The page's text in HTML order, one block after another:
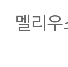
멜리우